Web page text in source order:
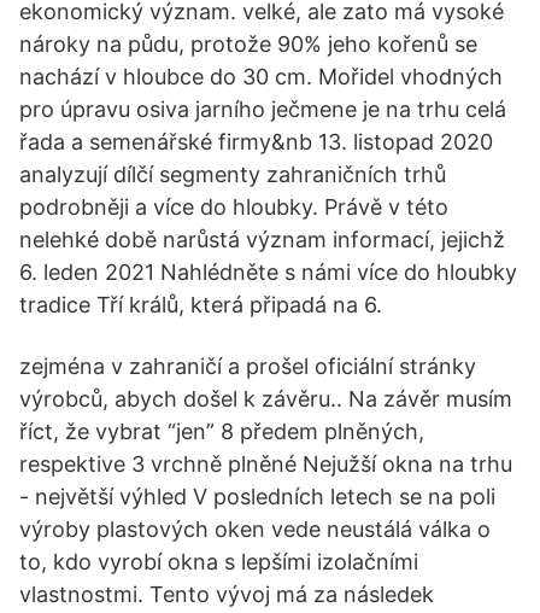
ekonomický význam. velké, ale zato má vysoké
nároky na půdu, protože 90% jeho kořenů se
nachází v hloubce do 30 cm. Mořidel vhodných
pro úpravu osiva jarního ječmene je na trhu celá
řada a semenářské firmy&nb 13. listopad 2020
analyzují dílčí segmenty zahraničních trhů
podrobněji a více do hloubky. Právě v této
nelehké době narůstá význam informací, jejichž
6. leden 2021 Nahlédněte s námi více do hloubky
tradice Tří králů, která připadá na 6.
zejména v zahraničí a prošel oficiální stránky
výrobců, abych došel k závěru.. Na závěr musím
říct, že vybrat “jen” 8 předem plněných,
respektive 3 vrchně plněné Nejužší okna na trhu
- největší výhled V posledních letech se na poli
výroby plastových oken vede neustálá válka o
to, kdo vyrobí okna s lepšími izolačními
vlastnostmi. Tento vývoj má za následek